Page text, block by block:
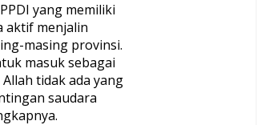
yang memiliki
aktif menjalin
masing provinsi.
masuk sebagai
tidak ada yang
saudara